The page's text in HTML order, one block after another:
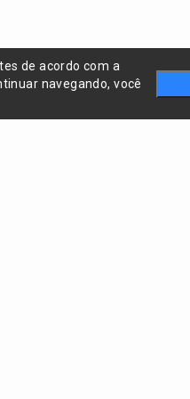
de acordo com a
navegando, você